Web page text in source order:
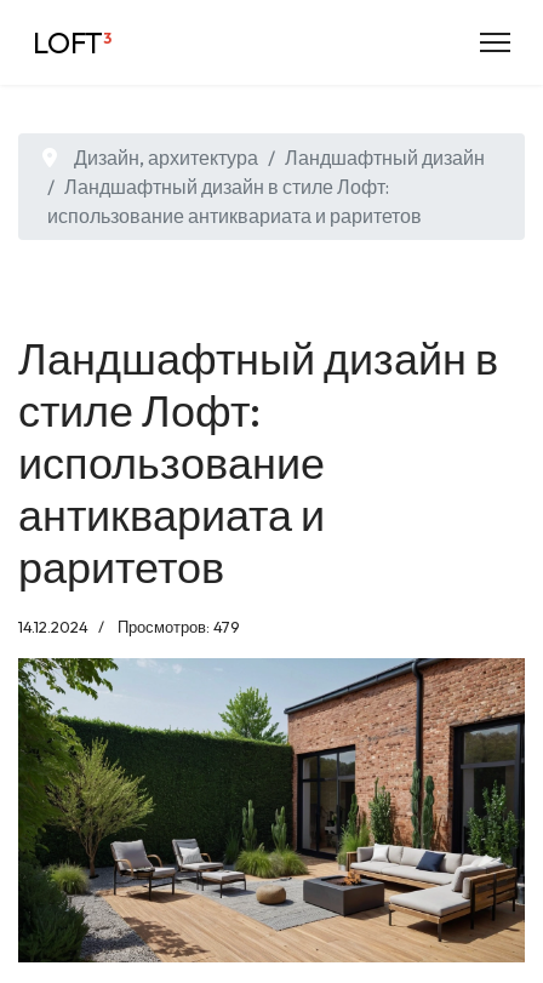
LOFT³
Дизайн, архитектура
Ландшафтный дизайн
Ландшафтный дизайн в стиле Лофт:
использование антиквариата и раритетов
Ландшафтный дизайн в
стиле Лофт:
использование
антиквариата и
раритетов
14.12.2024 Просмотров: 479